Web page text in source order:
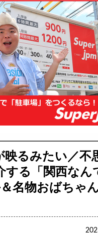
映るみたい／不
する「関西なん
名物おばちゃ